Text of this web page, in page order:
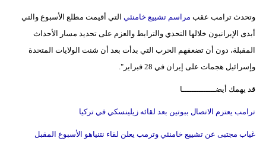
وتحدث ترامب عقب ​ مراسم تشييع خامنئي التي ⁠أقيمت مطلع ​الأسبوع والتي
أبدى الإيرانيون خلالها التحدي والترابط والعزم على تحديد مسار الأحداث
المقبلة، دون أن تضعفهم ​الحرب التي بدأت بعد أن شنت الولايات المتحدة
وإسرائيل هجمات على إيران في 28 فبراير".
قد يهمك أيضــــــــــــــا
ترامب يعتزم الاتصال ببوتين بعد لقائه زيلينسكي في تركيا
غياب مجتبى عن تشييع خامنئي وترمب يعلن لقاء نتنياهو الأسبوع المقبل